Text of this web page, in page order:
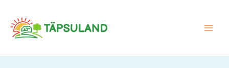
content